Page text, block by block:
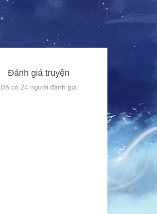
Đánh giá truyện
Đã có 24người đánh giá